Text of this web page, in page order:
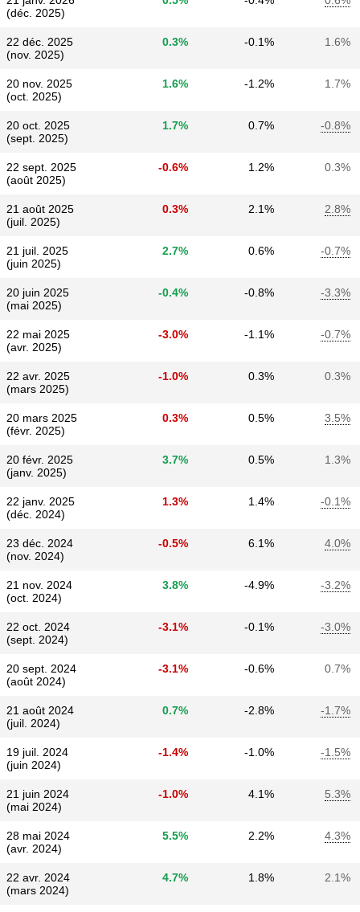
(déc. 2025)
22 déc. 2025
(nov. 2025)
0.3% -0.1% 1.6%
20 nov. 2025
(oct. 2025)
1.6% -1.2% 1.7%
20 oct. 2025
(sept. 2025)
1.7% 0.7% -0.8%
22 sept. 2025
(août 2025)
-0.6% 1.2% 0.3%
21 août 2025
(juil. 2025)
0.3% 2.1% 2.8%
21 juil. 2025
(juin 2025)
2.7% 0.6% -0.7%
20 juin 2025
(mai 2025)
-0.4% -0.8% -3.3%
22 mai 2025
(avr. 2025)
-3.0% -1.1% -0.7%
22 avr. 2025
(mars 2025)
-1.0% 0.3% 0.3%
20 mars 2025
(févr. 2025)
0.3% 0.5% 3.5%
20 févr. 2025
(janv. 2025)
3.7% 0.5% 1.3%
22 janv. 2025
(déc. 2024)
1.3% 1.4% -0.1%
23 déc. 2024
(nov. 2024)
-0.5% 6.1% 4.0%
21 nov. 2024
(oct. 2024)
3.8% -4.9% -3.2%
22 oct. 2024
(sept. 2024)
-3.1% -0.1% -3.0%
20 sept. 2024
(août 2024)
-3.1% -0.6% 0.7%
21 août 2024
(juil. 2024)
0.7% -2.8% -1.7%
19 juil. 2024
(juin 2024)
-1.4% -1.0% -1.5%
21 juin 2024
(mai 2024)
-1.0% 4.1% 5.3%
28 mai 2024
(avr. 2024)
5.5% 2.2% 4.3%
22 avr. 2024
(mars 2024)
4.7% 1.8% 2.1%